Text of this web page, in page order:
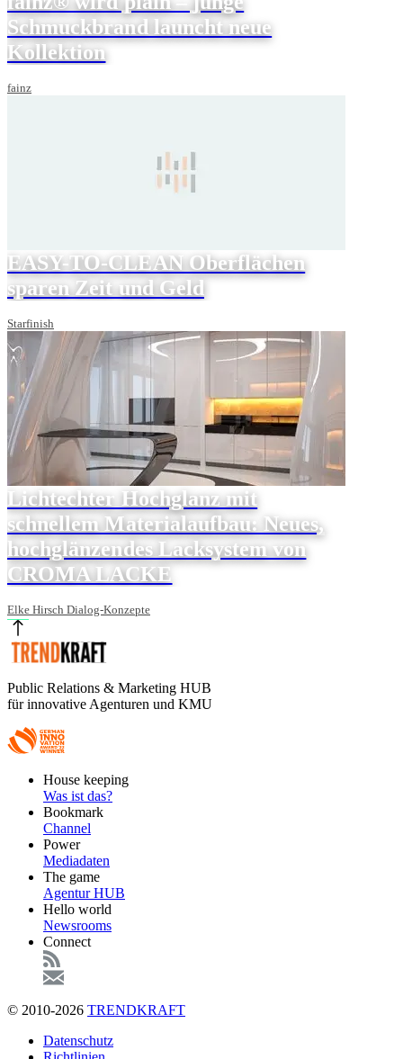
Schmuckbrand launcht neue
Kollektion
fainz
EASY-TO-CLEAN Oberflächen
sparen Zeit und Geld
Starfinish
Lichtechter Hochglanz mit
schnellem Materialaufbau: Neues,
hochglänzendes Lacksystem von
CROMA LACKE
Elke Hirsch Dialog-Konzepte
Public Relations & Marketing HUB
für innovative Agenturen und KMU
FooterHouse keeping
Was ist das?
Bookmark
Channel
Power
Mediadaten
The game
Agentur HUB
Hello world
Newsrooms
Connect
© 2010-2026 TRENDKRAFT
FußzeileDatenschutz